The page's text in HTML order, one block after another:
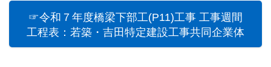
☞令和７年度橋梁下部工(P11)工事 工事週間
工程表：若築・吉田特定建設工事共同企業体